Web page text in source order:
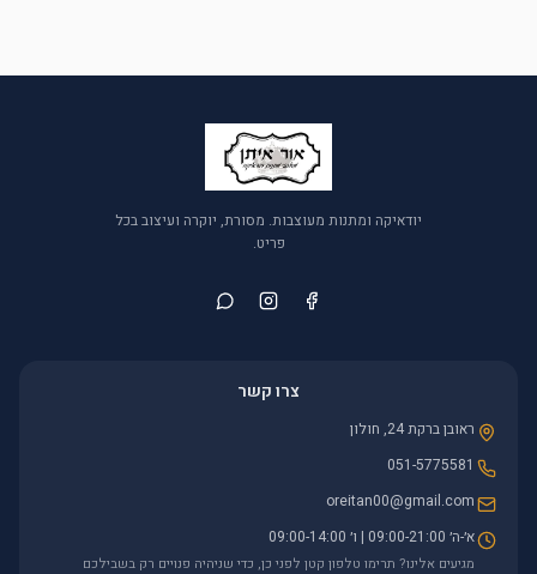
יודאיקה ומתנות מעוצבות. מסורת, יוקרה ועיצוב בכל
פריט.
צרו קשר
ראובן ברקת 24, חולון
051-5775581
oreitan00@gmail.com
א׳-ה׳ 09:00-21:00 | ו׳ 09:00-14:00
מגיעים אלינו? תרימו טלפון קטן לפני כן, כדי שניהיה פנויים רק בשבילכם